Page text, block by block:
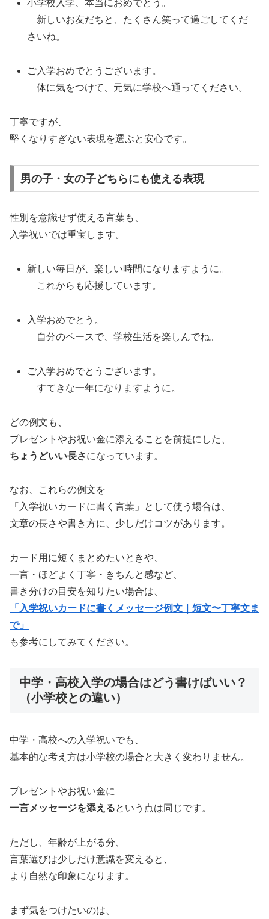
小学校入学、本当におめでとう。
新しいお友だちと、たくさん笑って過ごしてくだ
さいね。
ご入学おめでとうございます。
体に気をつけて、元気に学校へ通ってください。
丁寧ですが、
堅くなりすぎない表現を選ぶと安心です。
男の子・女の子どちらにも使える表現
性別を意識せず使える言葉も、
入学祝いでは重宝します。
新しい毎日が、楽しい時間になりますように。
これからも応援しています。
入学おめでとう。
自分のペースで、学校生活を楽しんでね。
ご入学おめでとうございます。
すてきな一年になりますように。
どの例文も、
プレゼントやお祝い金に添えることを前提にした、
ちょうどいい長さになっています。
なお、これらの例文を
「入学祝いカードに書く言葉」として使う場合は、
文章の長さや書き方に、少しだけコツがあります。
カード用に短くまとめたいときや、
一言・ほどよく丁寧・きちんと感など、
書き分けの目安を知りたい場合は、
「入学祝いカードに書くメッセージ例文｜短文〜丁寧文ま
で」
も参考にしてみてください。
中学・高校入学の場合はどう書けばいい？
（小学校との違い）
中学・高校への入学祝いでも、
基本的な考え方は小学校の場合と大きく変わりません。
プレゼントやお祝い金に
一言メッセージを添えるという点は同じです。
ただし、年齢が上がる分、
言葉選びは少しだけ意識を変えると、
より自然な印象になります。
まず気をつけたいのは、